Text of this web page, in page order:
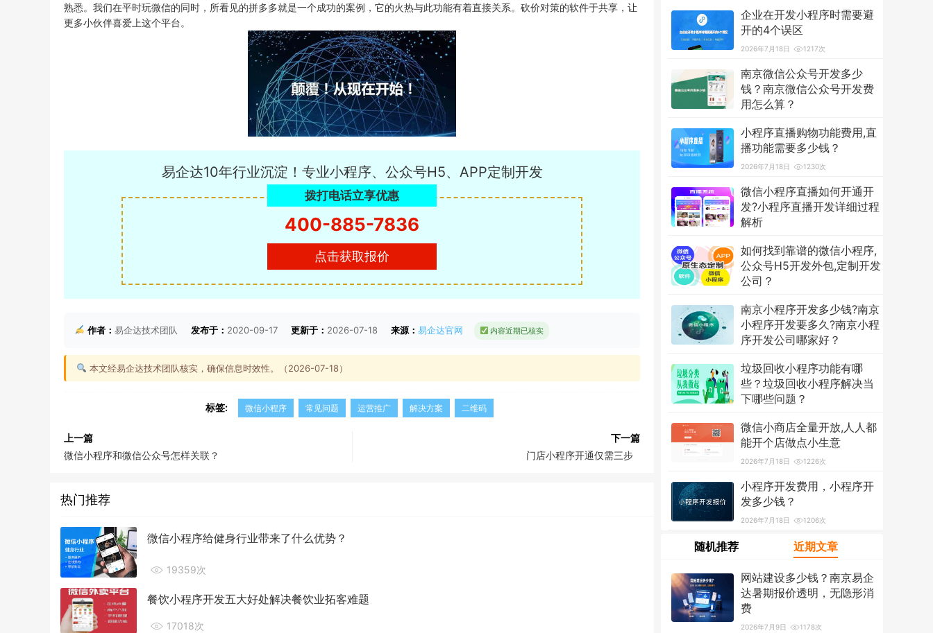
熟悉。我们在平时玩微信的同时，所看见的拼多多就是一个成功的案例，它的火热与此功能有着直接关系。砍价对策的软件于共享，让
更多小伙伴喜爱上这个平台。
易企达10年行业沉淀！专业小程序、公众号H5、APP定制开发
拨打电话立享优惠
400-885-7836
点击获取报价
作者： 易企达技术团队 发布于： 2020-09-17 更新于： 2026-07-18 来源： 易企达官网 内容近期已核实
本文经易企达技术团队核实，确保信息时效性。（2026-07-18）
标签: 微信小程序 常见问题 运营推广 解决方案 二维码
上一篇
微信小程序和微信公众号怎样关联？
下一篇
门店小程序开通仅需三步
热门推荐
微信小程序给健身行业带来了什么优势？
19359次
餐饮小程序开发五大好处解决餐饮业拓客难题
17018次
企业在开发小程序时需要避
开的4个误区
2026年7月18日 1217次
南京微信公众号开发多少
钱？南京微信公众号开发费
用怎么算？
小程序直播购物功能费用,直
播功能需要多少钱？
2026年7月18日 1230次
微信小程序直播如何开通开
发?小程序直播开发详细过程
解析
如何找到靠谱的微信小程序,
公众号H5开发外包,定制开发
公司？
南京小程序开发多少钱?南京
小程序开发要多久?南京小程
序开发公司哪家好？
垃圾回收小程序功能有哪
些？垃圾回收小程序解决当
下哪些问题？
微信小商店全量开放,人人都
能开个店做点小生意
2026年7月18日 1226次
小程序开发费用，小程序开
发多少钱？
2026年7月18日 1206次
随机推荐 近期文章
网站建设多少钱？南京易企
达暑期报价透明，无隐形消
费
2026年7月9日 1178次